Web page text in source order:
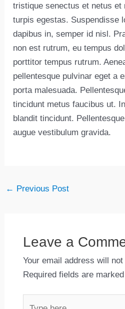
tristique senectus et netus et
turpis egestas. Suspendisse
dapibus in, semper id nisl.
non est rutrum, eu tempus
porttitor tempus rutrum.
pellentesque pulvinar eget a
porta malesuada.
tincidunt metus faucibus ut.
blandit tincidunt.
augue vestibulum gravida.
← Previous Post
Leave a
Your email address will
Required fields are marked